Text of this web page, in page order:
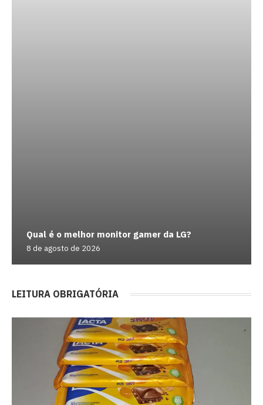
Qual é o melhor monitor gamer da LG?
8 de agosto de 2026
LEITURA OBRIGATÓRIA